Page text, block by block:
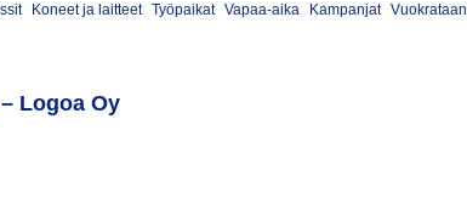
Koneet ja laitteet Työpaikat Vapaa-aika Kampanjat Vuokrataan
Logoa Oy